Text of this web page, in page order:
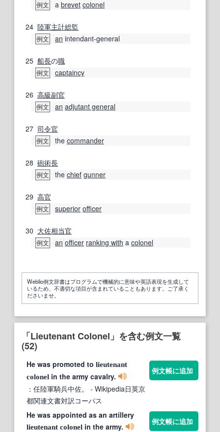
例文 a brevet colonel
24 陸軍主計総監
例文 an intendant-general
25 船長の職
例文 captaincy
26 高級副官
例文 an adjutant general
27 司令官
例文 the commander
28 砲術長
例文 the chief gunner
29 高官
例文 superior officer
30 大佐相当官
例文 an officer ranking with a colonel
Weblio例文辞書はプログラムで機械的に意味や英語表現を生成して
いるため、不適切な項目が含まれていることもあります。ご了承く
ださいませ。
「Lieutenant Colonel」を含む例文一覧
(52)
He was promoted to lieutenant
colonel in the army cavalry.
：任陸軍騎兵中佐。
- Wikipedia日英京
都関連文書対訳コーパス
例文帳に追加
He was appointed as an artillery
lieutenant colonel in the army.
例文帳に追加